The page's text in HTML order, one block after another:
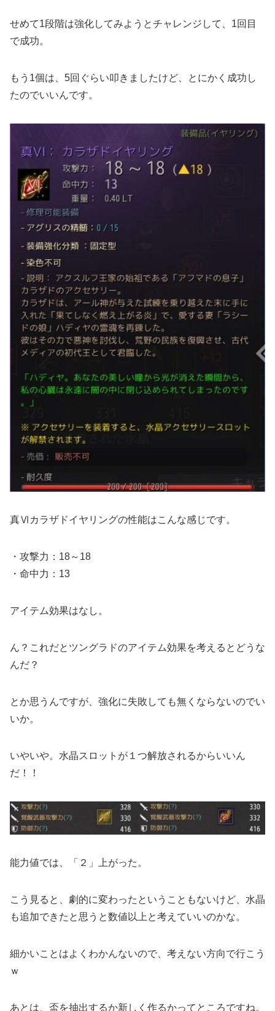
せめて1段階は強化してみようとチャレンジして、1回目
で成功。
もう1個は、5回ぐらい叩きましたけど、とにかく成功し
たのでいいんです。
真Ⅵカラザドイヤリングの性能はこんな感じです。
・攻撃力：18～18
・命中力：13
アイテム効果はなし。
ん？これだとツングラドのアイテム効果を考えるとどうな
んだ？
とか思うんですが、強化に失敗しても無くならないのでい
いか。
いやいや。水晶スロットが１つ解放されるからいいん
だ！！
能力値では、「２」上がった。
こう見ると、劇的に変わったということもないけど、水晶
も追加できたと思うと数値以上と考えていいのかな。
細かいことはよくわかんないので、考えない方向で行こう
ｗ
あとは、盃を抽出するか新しく作るかってところですね。